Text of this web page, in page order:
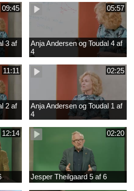
09:45
3 af
05:57
Anja Andersen og Toudal 4 af
4
11:11
2 af
02:25
Anja Andersen og Toudal 1 af
4
12:14 02:20
Jesper Theilgaard 5 af 6